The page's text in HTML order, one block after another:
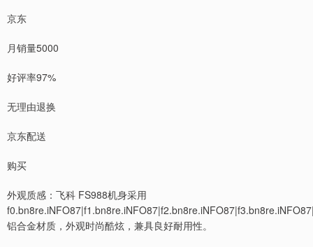
京东
月销量5000
好评率97%
无理由退换
京东配送
购买
外观质感：飞科 FS988机身采用
铝合金材质，外观时尚酷炫，兼具良好耐用性。